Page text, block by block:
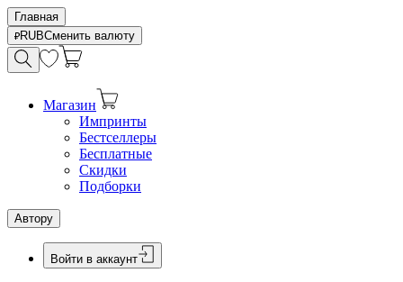
Главная
RUBСменить валюту
Магазин
Импринты
Бестселлеры
Бесплатные
Скидки
Подборки
Автору
Войти в аккаунт